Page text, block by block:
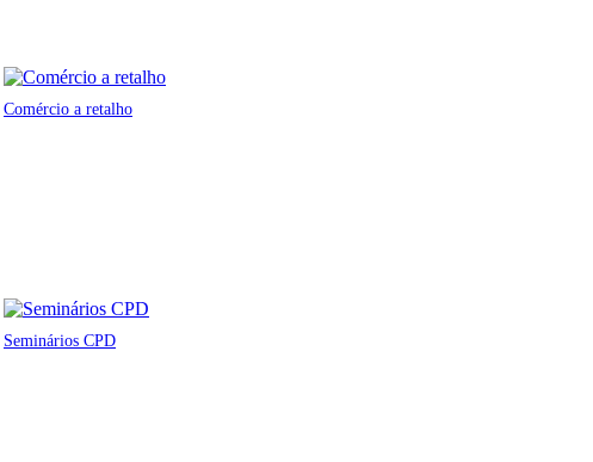
Comércio a retalho
Seminários CPD